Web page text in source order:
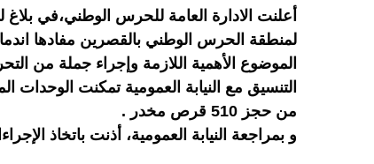
أعلنت الادارة العامة للحرس الوطني،في بلاغ
لمنطقة الحرس الوطني بالقصرين مفادها
الموضوع الأهمية اللازمة وإجراء جملة من
التنسيق مع النيابة العمومية تمكنت الوحدات
من حجز 510 قرص مخدر .
و بمراجعة النيابة العمومية، أذنت باتخاذ